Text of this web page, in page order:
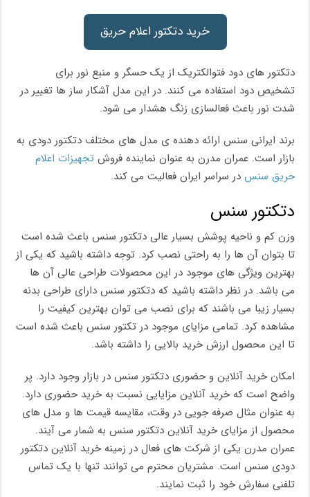
خرید دتکتور اعلام حریق
دتکتور های دود فتوالکتریک از یک حسگر و منبع نور برای
تشخیص دود استفاده می کنند. در این مدل آشکار ساز ها تغییر در
شدت نور باعث فعالسازی زنگ هشدار می شود.
برند ایرانی سنس ارائه دهنده ی مدل های مختلف دتکتور دودی به
بازار است. عمران مدرن به عنوان نماینده فروشتجهیزات اعلام
حریق سنس در سراسر ایران فعالیت می کند.
دتکتور سنس
وزن کم و ناحیه پوشش بسیار عالی دتکتور سنس باعث شده است
تا بتوان آن ها را به راحتی نصب کرد. توجه داشته باشید که یکی از
بهترین ویژگی های موجود در این محصولات طراحی عالی آن ها
می باشد. در نظر داشته باشید که دتکتور سنس دارای طراحی بدنه
بسیار زیبا می باشند که برای نصب می توان بهترین کیفیت را
مشاهده کرد. تمامی مزایای موجود در تکتور سنس باعث شده است
تا این محصول ارزش خرید بالایی را داشته باشد.
امکان خرید آنلاین و حضوری دتکتور سنس در بازار وجود دارد. پر
واضح است که خرید آنلاین مزایایی نسبت به خرید حضوری دارد.
به عنوان مثال صرفه جویی در وقت، مقایسه قیمت ها و مدل های
محصول از مزایای خرید آنلاین دتکتور سنس به شمار می آیند.
عمران مدرن یکی از شرکت های فعال در زمینه خرید آنلاین دتکتور
دودی سنس است. مشتریان محترم می توانند تنها با یک تماس
تلفنی سفارش خود را ثبت نمایند.